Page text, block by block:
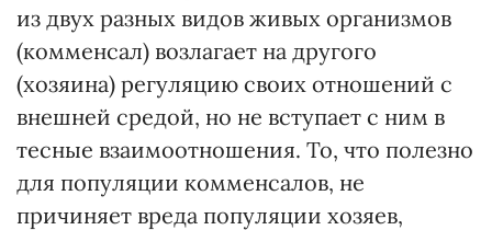
из двух разных видов живых организмов
(комменсал) возлагает на другого
(хозяина) регуляцию своих отношений с
внешней средой, но не вступает с ним в
тесные взаимоотношения. То, что полезно
для популяции комменсалов, не
причиняет вреда популяции хозяев,